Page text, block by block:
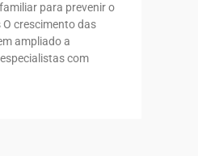
para prevenir o
crescimento das
ampliado a
com